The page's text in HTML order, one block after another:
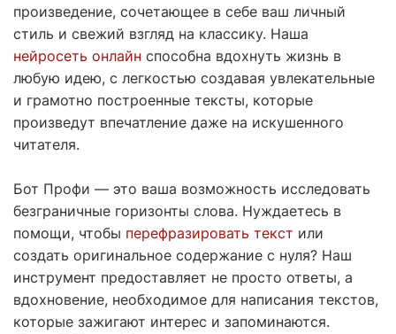
произведение, сочетающее в себе ваш личный
стиль и свежий взгляд на классику. Наша
нейросеть онлайн способна вдохнуть жизнь в
любую идею, с легкостью создавая увлекательные
и грамотно построенные тексты, которые
произведут впечатление даже на искушенного
читателя.
Бот Профи — это ваша возможность исследовать
безграничные горизонты слова. Нуждаетесь в
помощи, чтобы перефразировать текст или
создать оригинальное содержание с нуля? Наш
инструмент предоставляет не просто ответы, а
вдохновение, необходимое для написания текстов,
которые зажигают интерес и запоминаются.